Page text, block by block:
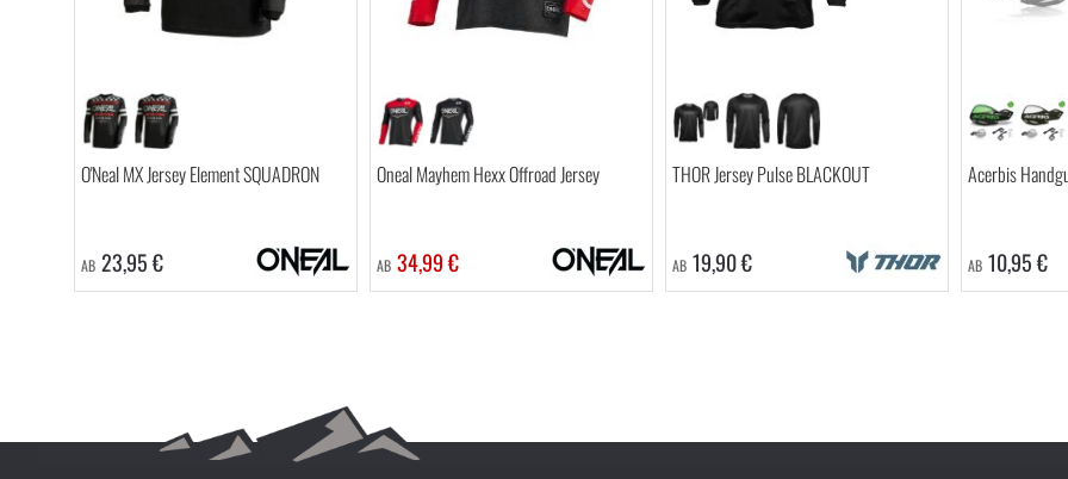
O'Neal MX Jersey Element SQUADRON
AB 23,95 €
Oneal Mayhem Hexx Offroad Jersey
AB 34,99 €
THOR Jersey Pulse BLACKOUT
AB 19,90 €
Acerbis
AB 10,95 €